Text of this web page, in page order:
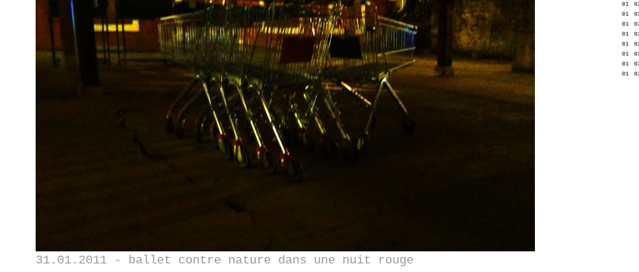
01
01
01
01
01
01
01
01
31.01.2011 - ballet contre nature dans une nuit rouge